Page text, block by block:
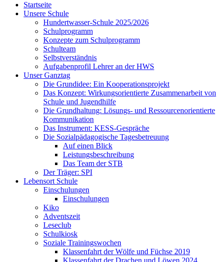
Startseite
Unsere Schule
Hundertwasser-Schule 2025/2026
Schulprogramm
Konzepte zum Schulprogramm
Schulteam
Selbst­ver­ständ­nis
Aufgabenprofil Lehrer an der HWS
Unser Ganztag
Die Grundidee: Ein Kooperationsprojekt
Das Konzept: Wirkungsorientierte Zusammenarbeit von
Schule und Jugendhilfe
Die Grundhaltung: Lösungs- und Ressourcenorientierte
Kommunikation
Das Instrument: KESS-Gespräche
Die Sozialpädagogische Tagesbetreuung
Auf einen Blick
Leistungsbeschreibung
Das Team der STB
Der Träger: SPI
Lebensort Schule
Einschulungen
Einschulungen
Kiko
Adventszeit
Leseclub
Schulkiosk
Soziale Trainingswochen
Klassenfahrt der Wölfe und Füchse 2019
Klassenfahrt der Drachen und Löwen 2024